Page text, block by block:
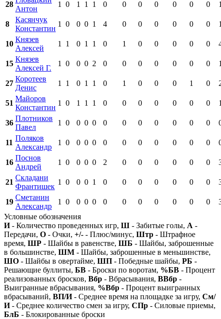
28
Антон
1 0 1 1 1 0 0 0 0 0 0 0
8
Касянчук
Константин
1 0 0 0 1 4 0 0 0 0 0 0
10
Князев
Алексей
1 1 0 1 1 0 1 0 0 0 0 0
15
Князев
Алексей Г.
1 0 0 0 2 0 0 0 0 0 0 0
27
Коротеев
Денис
1 1 0 1 1 0 1 0 0 0 1 0
51
Майоров
Константин
1 0 1 1 1 0 0 0 0 0 0 0
36
Плотников
Павел
1 0 0 0 0 0 0 0 0 0 0 0
11
Поляков
Александр
1 0 0 0 0 0 0 0 0 0 0 0
16
Поснов
Андрей
1 0 0 0 0 2 0 0 0 0 0 0
21
Складани
Франтишек
1 0 0 0 1 0 0 0 0 0 0 0
19
Сметанин
Александр
1 0 0 0 0 0 0 0 0 0 0 0
Условные обозначения
И- Количество проведенных игр, Ш - Забитые голы, А -
Передачи, О - Очки, +/- - Плюс/минус, Штр - Штрафное
время, ШР - Шайбы в равенстве, ШБ - Шайбы, заброшенные
в большинстве, ШМ - Шайбы, заброшенные в меньшинстве,
ШО - Шайбы в овертайме, ШП - Победные шайбы, РБ -
Решающие буллиты, БВ - Броски по воротам, %БВ - Процент
реализованных бросков, Вбр - Вбрасывания, ВВбр -
Выигранные вбрасывания, %Вбр - Процент выигранных
вбрасываний, ВП/И- Среднее время на площадке за игру, См/
И- Среднее количество смен за игру, СПр - Силовые приемы,
БлБ - Блокированные броски